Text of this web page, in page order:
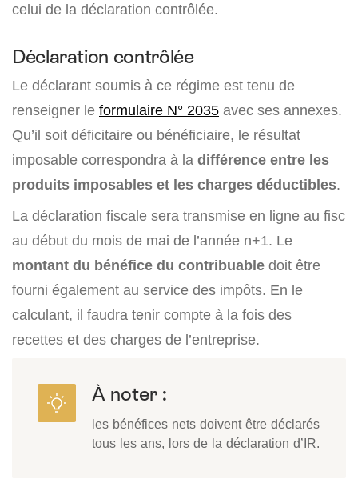
celui de la déclaration contrôlée.
Déclaration contrôlée
Le déclarant soumis à ce régime est tenu de
renseigner le formulaire N° 2035 avec ses annexes.
Qu’il soit déficitaire ou bénéficiaire, le résultat
imposable correspondra à la différence entre les
produits imposables et les charges déductibles.
La déclaration fiscale sera transmise en ligne au fisc
au début du mois de mai de l’année n+1. Le
montant du bénéfice du contribuable doit être
fourni également au service des impôts. En le
calculant, il faudra tenir compte à la fois des
recettes et des charges de l’entreprise.
À noter :
les bénéfices nets doivent être déclarés
tous les ans, lors de la déclaration d’IR.